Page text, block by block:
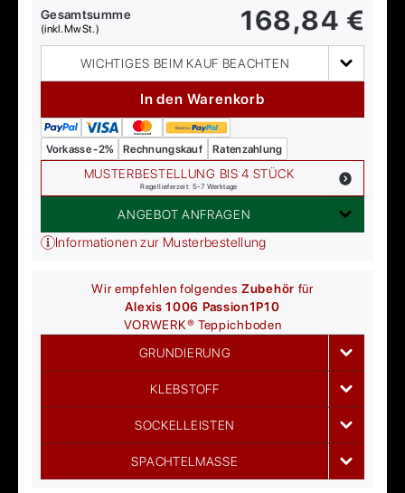
Gesamtsumme
(inkl. MwSt.) 168,84 €
WICHTIGES BEIM KAUF BEACHTEN
In den Warenkorb
Vorkasse -2% Rechnungskauf Ratenzahlung
MUSTERBESTELLUNG BIS 4 STÜCK
Regellieferzeit: 5-7 Werktage
ANGEBOT ANFRAGEN
Informationen zur Musterbestellung
Wir empfehlen folgendesZubehör für
Alexis 1006 Passion1P10
VORWERK® Teppichboden
GRUNDIERUNG
KLEBSTOFF
SOCKELLEISTEN
SPACHTELMASSE